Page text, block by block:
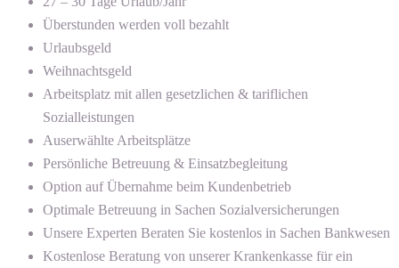
Überstunden werden voll bezahlt
Urlaubsgeld
Weihnachtsgeld
Arbeitsplatz mit allen gesetzlichen & tariflichen
Sozialleistungen
Auserwählte Arbeitsplätze
Persönliche Betreuung & Einsatzbegleitung
Option auf Übernahme beim Kundenbetrieb
Optimale Betreuung in Sachen Sozialversicherungen
Unsere Experten Beraten Sie kostenlos in Sachen Bankwesen
Kostenlose Beratung von unserer Krankenkasse für ein